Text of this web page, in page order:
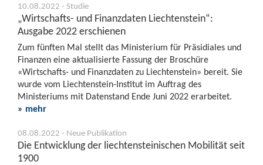
10.08.2022 - Studie
„Wirtschafts- und Finanzdaten Liechtenstein“:
Ausgabe 2022 erschienen
Zum fünften Mal stellt das Ministerium für Präsidiales und
Finanzen eine aktualisierte Fassung der Broschüre
«Wirtschafts- und Finanzdaten zu Liechtenstein» bereit. Sie
wurde vom Liechtenstein-Institut im Auftrag des
Ministeriums mit Datenstand Ende Juni 2022 erarbeitet.
» mehr
08.08.2022 - Neue Publikation
Die Entwicklung der liechtensteinischen Mobilität seit
1900